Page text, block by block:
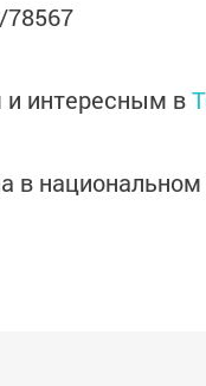
интересным в
в